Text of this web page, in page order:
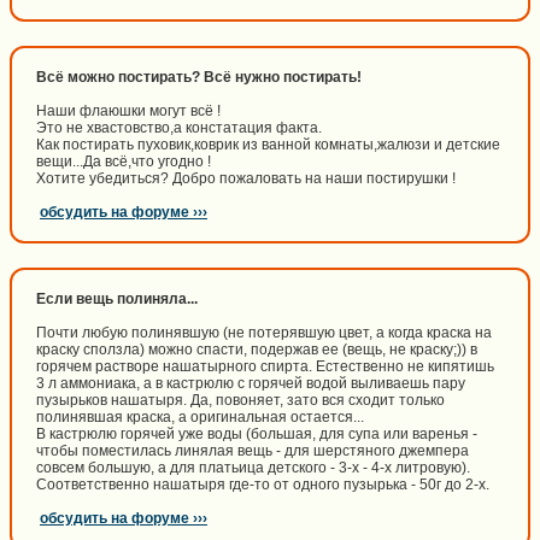
Всё можно постирать? Всё нужно постирать!
Наши флаюшки могут всё !
Это не хвастовство,а констатация факта.
Как постирать пуховик,коврик из ванной комнаты,жалюзи и детские
вещи...Да всё,что угодно !
Хотите убедиться? Добро пожаловать на наши постирушки !
обсудить на форуме ›››
Если вещь полиняла...
Почти любую полинявшую (не потерявшую цвет, а когда краска на
краску сползла) можно спасти, подержав ее (вещь, не краску;)) в
горячем растворе нашатырного спирта. Естественно не кипятишь
3 л аммониака, а в кастрюлю с горячей водой выливаешь пару
пузырьков нашатыря. Да, повоняет, зато вся сходит только
полинявшая краска, а оригинальная остается...
В кастрюлю горячей уже воды (большая, для супа или варенья -
чтобы поместилась линялая вещь - для шерстяного джемпера
совсем большую, а для платьица детского - 3-х - 4-х литровую).
Соответственно нашатыря где-то от одного пузырька - 50г до 2-х.
обсудить на форуме ›››